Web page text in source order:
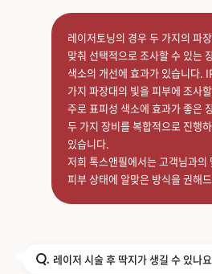
레이저토닝의 경우 두 가지의 파
맞춰 선택적으로 조사할 수 있는
색소의 개선에 효과가 있습니다.
가지 파장대의 빛을 피부에 조사
주로 표피성 색소에 효과가 좋은
두 가지 장비를 복합적으로 진행
있습니다.
저희 톡스앤필에서는 고객님과의
피부 상태에 알맞은 방식을 권해
Q. 레이저 시술 후 딱지가 생길 수 있나